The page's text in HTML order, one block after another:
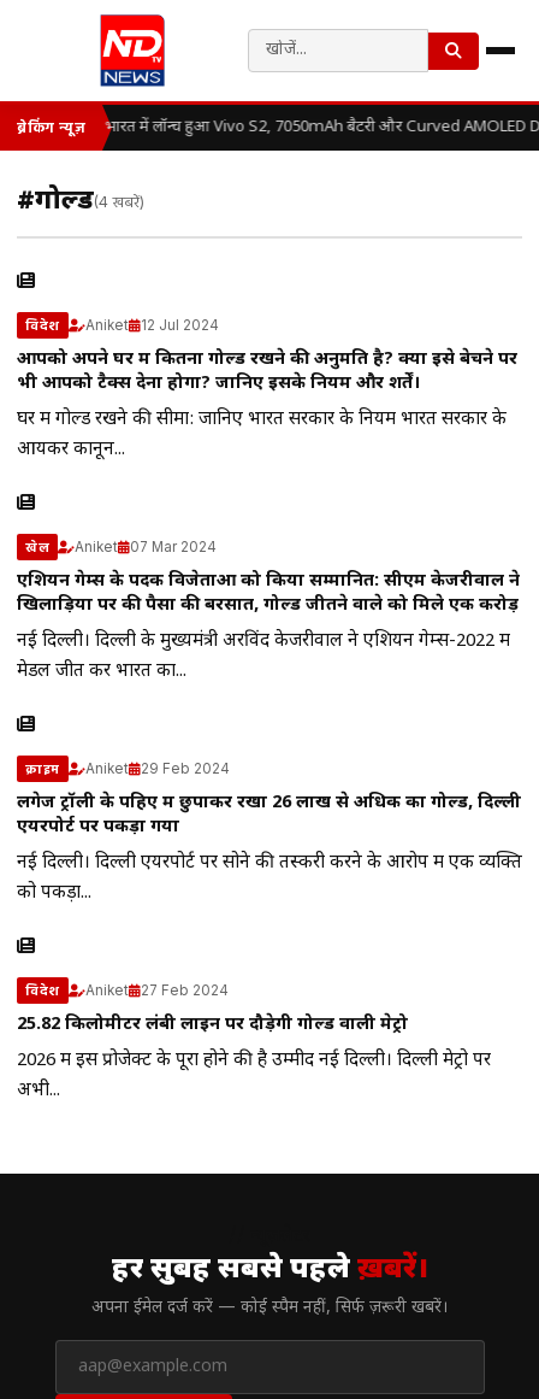
ब्रेकिंग न्यूज़ भारत में लॉन्च हुआ Vivo S2, 7050mAh बैटरी और Curved AMOLED
#गोल्ड(4 खबरें)
विदेश Aniket 12 Jul 2024
आपको अपने घर में कितना गोल्ड रखने की अनुमति है? क्या इसे बेचने पर
भी आपको टैक्स देना होगा? जानिए इसके नियम और शर्तें।
घर में गोल्ड रखने की सीमा: जानिए भारत सरकार के नियम भारत सरकार के
आयकर कानून...
खेल Aniket 07 Mar 2024
एशियन गेम्स के पदक विजेताओं को किया सम्मानित: सीएम केजरीवाल ने
खिलाड़ियों पर की पैसों की बरसात, गोल्ड जीतने वाले को मिले एक करोड़
नई दिल्ली। दिल्ली के मुख्यमंत्री अरविंद केजरीवाल ने एशियन गेम्स-2022 में
मेडल जीत कर भारत का...
क्राइम Aniket 29 Feb 2024
लगेज ट्रॉली के पहिए में छुपाकर रखा 26 लाख से अधिक का गोल्ड, दिल्ली
एयरपोर्ट पर पकड़ा गया
नई दिल्ली। दिल्ली एयरपोर्ट पर सोने की तस्करी करने के आरोप में एक व्यक्ति
को पकड़ा...
विदेश Aniket 27 Feb 2024
25.82 किलोमीटर लंबी लाइन पर दौड़ेगी गोल्ड वाली मेट्रो
2026 में इस प्रोजेक्ट के पूरा होने की है उम्मीद नई दिल्ली। दिल्ली मेट्रो पर
अभी...
हर सुबह सबसे पहलेख़बरें।
अपना ईमेल दर्ज करें — कोई स्पैम नहीं, सिर्फ ज़रूरी खबरें।